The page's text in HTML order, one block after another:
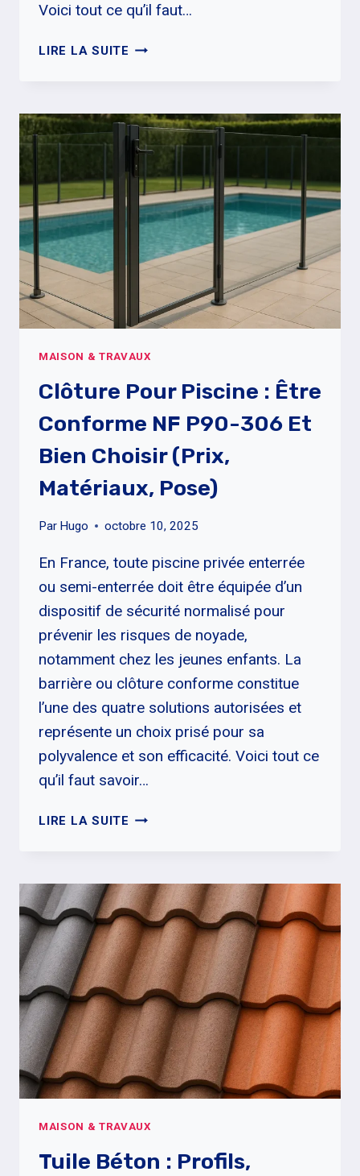
Voici tout ce qu’il faut…
LIRE LA SUITE DALLE
LA
BONNE
SOLUTION
POUR
PARKING,
GRAVIER
GAZON
MAISON & TRAVAUX
Clôture Pour Piscine : Être
Conforme NF P90-306 Et
Bien Choisir (prix,
Matériaux, Pose)
Par Hugo octobre 10, 2025
En France, toute piscine privée enterrée
ou semi-enterrée doit être équipée d’un
dispositif de sécurité normalisé pour
prévenir les risques de noyade,
notamment chez les jeunes enfants. La
barrière ou clôture conforme constitue
l’une des quatre solutions autorisées et
représente un choix prisé pour sa
polyvalence et son efficacité. Voici tout ce
qu’il faut savoir…
LIRE LA SUITE CLÔTURE
ÊTRE
CONFORME
NF
P90-
306
ET
BIEN
CHOISIR
(PRIX,
MATÉRIAUX,
POSE)
MAISON & TRAVAUX
Tuile Béton : Profils,